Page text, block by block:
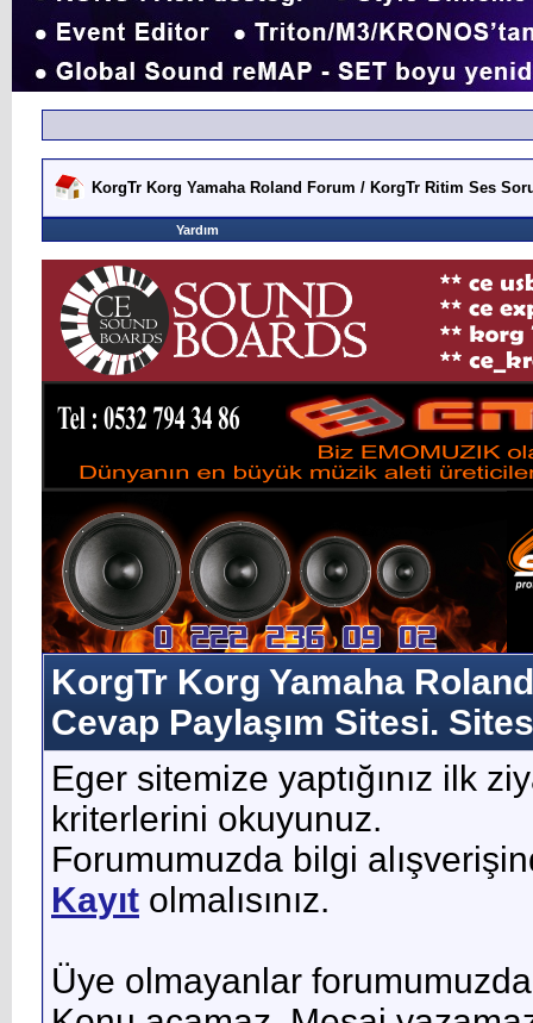
KorgTr Korg Yamaha Roland Forum / KorgTr Ritim Ses
Yardım
KorgTr Korg Yamaha
Cevap Paylaşım Sitesi.
Eger sitemize yaptığınız ilk
kriterlerini okuyunuz.
Forumumuzda bilgi
Kayıt olmalısınız.
Üye olmayanlar